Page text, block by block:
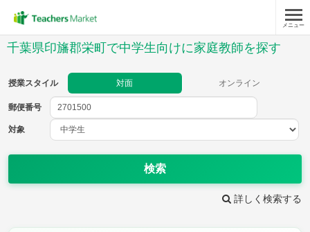
メニュー
千葉県印旛郡栄町で中学生向けに家庭教師を探す
授業スタイル 対面 オンライン
郵便番号
対象
検索
詳しく検索する
郵便番号
教科